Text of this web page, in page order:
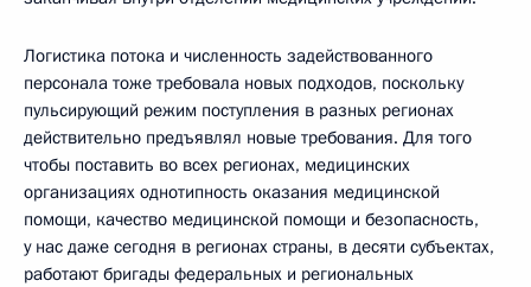
Логистика потока и численность задействованного
персонала тоже требовала новых подходов, поскольку
пульсирующий режим поступления в разных регионах
действительно предъявлял новые требования. Для того
чтобы поставить во всех регионах, медицинских
организациях однотипность оказания медицинской
помощи, качество медицинской помощи и безопасность,
у нас даже сегодня в регионах страны, в десяти субъектах,
работают бригады федеральных и региональных